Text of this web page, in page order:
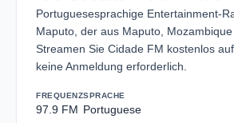
Portuguesesprachige Entertainment-
Maputo, der aus Maputo, Mozambique
Streamen Sie Cidade FM kostenlos
keine Anmeldung erforderlich.
FREQUENZ
97.9 FM
SPRACHE
Portuguese